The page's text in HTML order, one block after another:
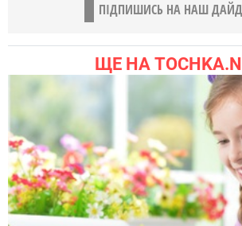
ПІДПИШИСЬ НА НАШ
ЩЕ НА